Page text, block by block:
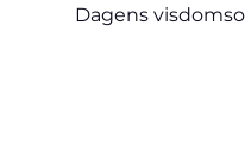
Dagens